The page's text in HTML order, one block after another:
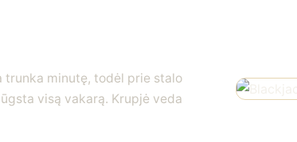
trunka minutę, todėl prie stalo
visą vakarą. Krupjė veda